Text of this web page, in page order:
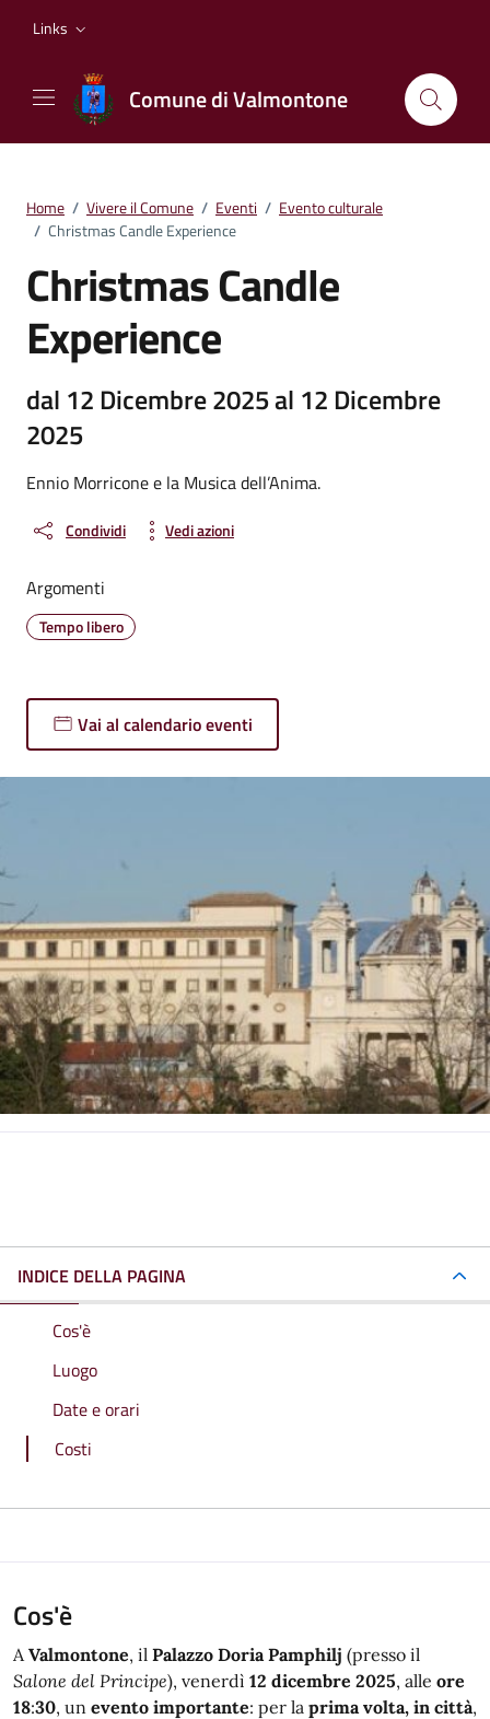
Links
Comune di Valmontone
Home / Vivere il Comune / Eventi / Evento culturale
/ Christmas Candle Experience
Christmas Candle
Experience
dal 12 Dicembre 2025 al 12 Dicembre
2025
Ennio Morricone e la Musica dell’Anima.
Condividi Vedi azioni
Argomenti
Tempo libero
Vai al calendario eventi
INDICE DELLA PAGINA
Cos'è
Luogo
Date e orari
Costi
Cos'è
A Valmontone, il Palazzo Doria Pamphilj (presso il
Salone del Principe), venerdì 12 dicembre 2025, alle ore
18:30, un evento importante: per la prima volta, in città,